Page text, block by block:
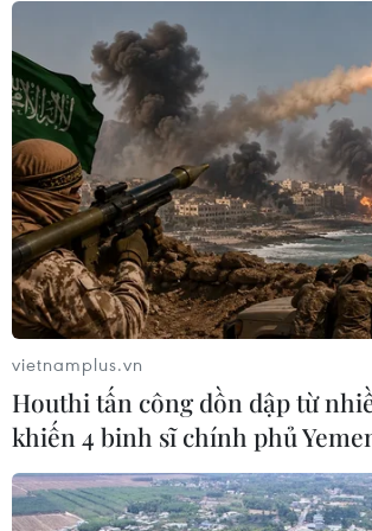
05/08/2026 11:57
Toàn cảnh ASEAN Cup: Thái
Lan "thắng như chẻ tre", thách thức
tuyển Việt Nam
05/08/2026 07:15
Xem thêm
CƠ QUAN CHỦ QUẢN: THÔNG TẤN XÃ VIỆT NAM
vietnamplus.vn
Houthi tấn công dồn dập từ
khiến 4 binh sĩ chính phủ